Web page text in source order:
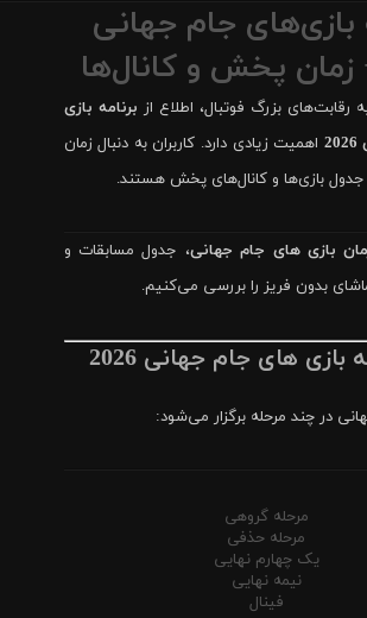
بازی‌های جام جهانی
رقابت‌های بزرگ فوتبال، اطلاع از برنامه بازی
اهمیت زیادی دارد. کاربران به دنبال زمان
بازی‌ها و کانال‌های پخش هستند.
بازی های جام جهانی، جدول مسابقات و
بدون فریز را بررسی می‌کنیم.
بازی های جام جهانی 2026
در چند مرحله برگزار می‌شود:
مرحله گروهی
مرحله حذفی
یک چهارم نهایی
نیمه نهایی
فینال